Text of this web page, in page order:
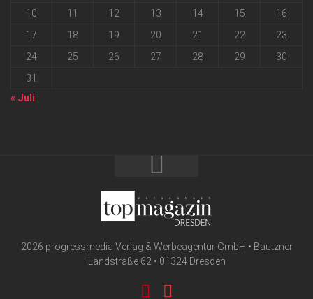
10
11 12 13 14 15
16
17
18 19 20 21 22
23
24
25 26 27 28 29
30
31
« Juli
2026 progressmedia Verlag & Werbeagentur GmbH • Bautzner
Landstraße 62 • 01324 Dresden